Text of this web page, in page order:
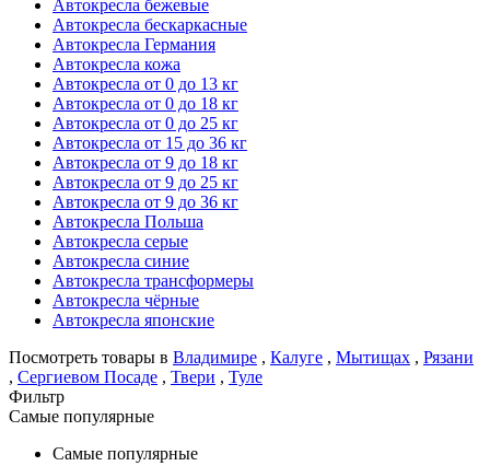
Автокресла бежевые
Автокресла бескаркасные
Автокресла Германия
Автокресла кожа
Автокресла от 0 до 13 кг
Автокресла от 0 до 18 кг
Автокресла от 0 до 25 кг
Автокресла от 15 до 36 кг
Автокресла от 9 до 18 кг
Автокресла от 9 до 25 кг
Автокресла от 9 до 36 кг
Автокресла Польша
Автокресла серые
Автокресла синие
Автокресла трансформеры
Автокресла чёрные
Автокресла японские
Посмотреть товары в Владимире , Калуге , Мытищах , Рязани
, Сергиевом Посаде , Твери , Туле
Фильтр
Самые популярные
Самые популярные